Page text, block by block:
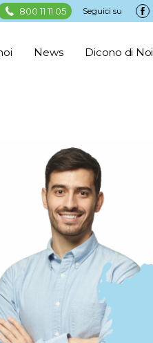
800 11 11 05 Seguici su
News Dicono di Noi